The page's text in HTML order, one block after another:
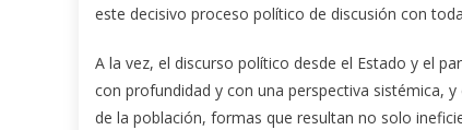
este decisivo proceso político de discusión con
A la vez, el discurso político desde el Estado y el
con profundidad y con una perspectiva sistémica,
de la población, formas que resultan no solo